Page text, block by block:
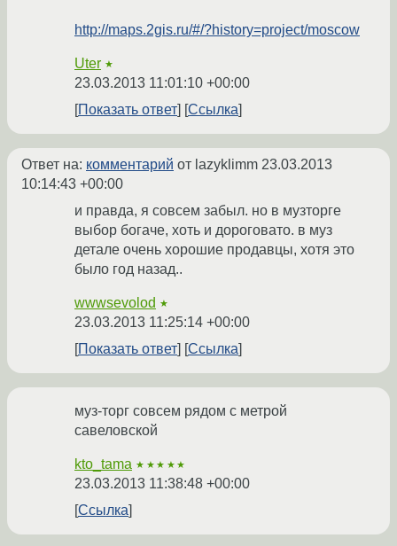
http://maps.2gis.ru/#/?history=project/moscow
Uter ★
23.03.2013 11:01:10 +00:00
Показать ответ
Ссылка
Ответ на: комментарий от lazyklimm 23.03.2013
10:14:43 +00:00
и правда, я совсем забыл. но в музторге
выбор богаче, хоть и дороговато. в муз
детале очень хорошие продавцы, хотя это
было год назад..
wwwsevolod ★
23.03.2013 11:25:14 +00:00
Показать ответ
Ссылка
муз-торг совсем рядом с метрой
савеловской
kto_tama ★★★★★
23.03.2013 11:38:48 +00:00
Ссылка